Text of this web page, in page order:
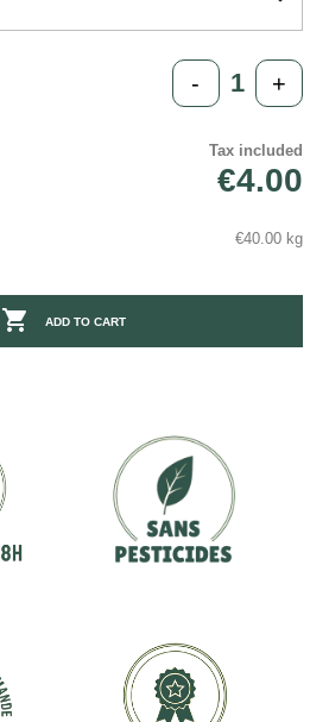
- +
Tax included
€4.00
€40.00 kg
 ADD TO CART